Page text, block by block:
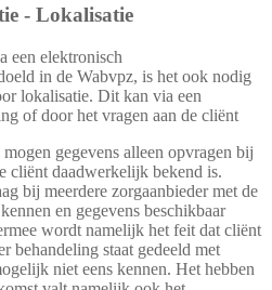
- Lokalisatie
een elektronisch
in de Wabvpz, is het ook nodig
lokalisatie. Dit kan via een
of door het vragen aan de cliënt
gegevens alleen opvragen bij
cliënt daadwerkelijk bekend is.
bij meerdere zorgaanbieder met de
en gegevens beschikbaar
wordt namelijk het feit dat cliënt
behandeling staat gedeeld met
niet eens kennen. Het hebben